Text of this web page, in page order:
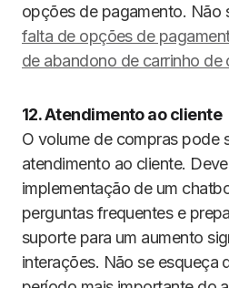
opções de pagamento. Não
falta de opções de
de abandono de carrinho de
12. Atendimento ao cliente
O volume de compras pode
atendimento ao cliente.
implementação de um
perguntas frequentes e
suporte para um aumento
interações. Não se esqueça